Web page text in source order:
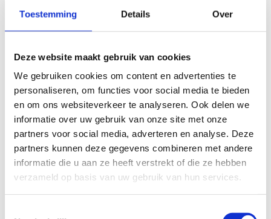
Toestemming Details Over
Deze website maakt gebruik van cookies
We gebruiken cookies om content en advertenties te
personaliseren, om functies voor social media te bieden
en om ons websiteverkeer te analyseren. Ook delen we
informatie over uw gebruik van onze site met onze
partners voor social media, adverteren en analyse. Deze
partners kunnen deze gegevens combineren met andere
informatie die u aan ze heeft verstrekt of die ze hebben
verzameld op basis van uw gebruik van hun services.
ALGEMENE BEOORDELING *
slecht goed
FYSIEKE INSPANNING
licht zwaar
TECHNISCHE MOEILIJKHEIDSGRAAD